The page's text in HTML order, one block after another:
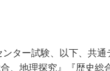
ター試験、以下、共通
、地理探究』『歴史総